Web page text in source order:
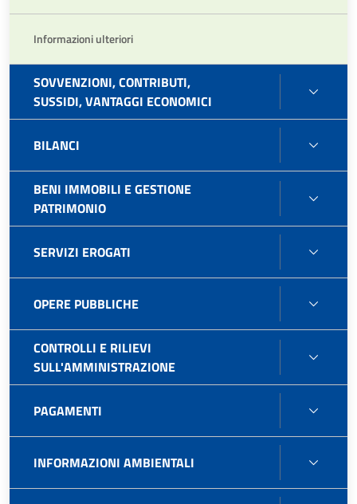
Informazioni ulteriori
SOVVENZIONI, CONTRIBUTI,
SUSSIDI, VANTAGGI ECONOMICI
BILANCI
BENI IMMOBILI E GESTIONE
PATRIMONIO
SERVIZI EROGATI
OPERE PUBBLICHE
CONTROLLI E RILIEVI
SULL'AMMINISTRAZIONE
PAGAMENTI
INFORMAZIONI AMBIENTALI